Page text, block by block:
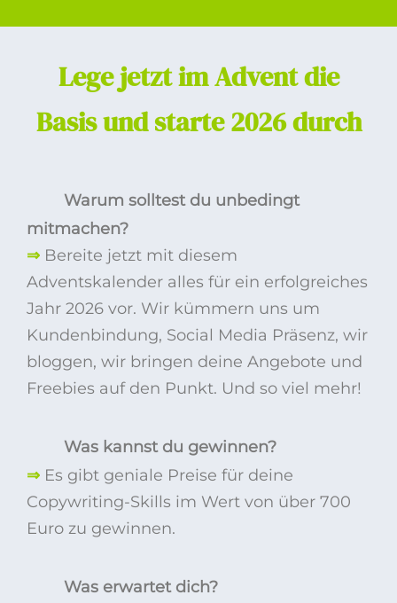
Lege jetzt im Advent die
Basis und starte 2026 durch
Warum solltest du unbedingt
mitmachen?
⇒ Bereite jetzt mit diesem
Adventskalender alles für ein erfolgreiches
Jahr 2026 vor. Wir kümmern uns um
Kundenbindung, Social Media Präsenz, wir
bloggen, wir bringen deine Angebote und
Freebies auf den Punkt. Und so viel mehr!
Was kannst du gewinnen?
⇒ Es gibt geniale Preise für deine
Copywriting-Skills im Wert von über 700
Euro zu gewinnen.
Was erwartet dich?